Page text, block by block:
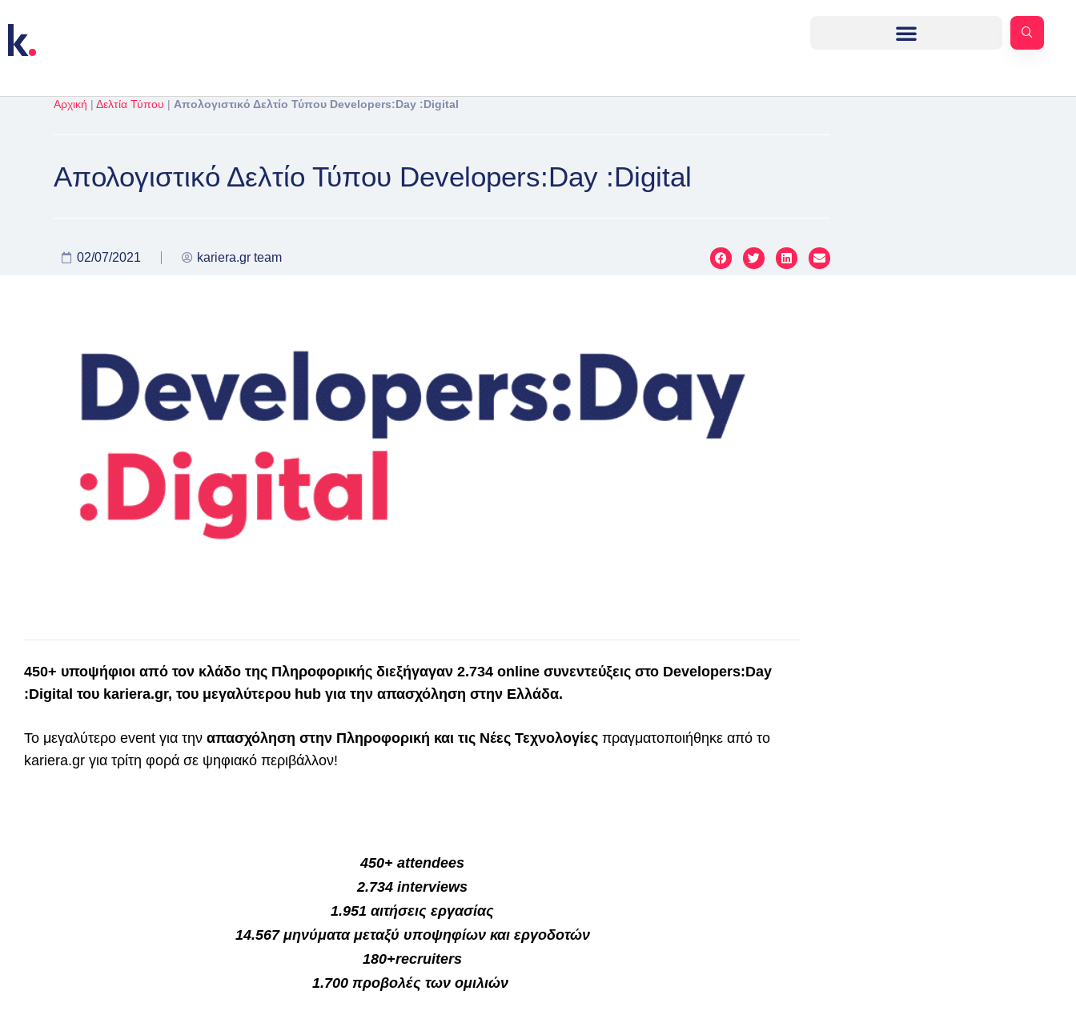
Αρχική |Δελτία Τύπου |Απολογιστικό Δελτίο Τύπου Developers:Day :Digital
Απολογιστικό Δελτίο Τύπου Developers:Day :Digital
02/07/2021 kariera.gr team
450+ υποψήφιοι από τον κλάδο της Πληροφορικής διεξήγαγαν 2.734 online συνεντεύξεις στο Developers:Day
:Digital του kariera.gr, του μεγαλύτερου hub για την απασχόληση στην Ελλάδα.
Το μεγαλύτερο event για την απασχόληση στην Πληροφορική και τις Νέες Τεχνολογίες πραγματοποιήθηκε από το
kariera.gr για τρίτη φορά σε ψηφιακό περιβάλλον!
450+ attendees
2.734 interviews
1.951 αιτήσεις εργασίας
14.567 μηνύματα μεταξύ υποψηφίων και εργοδοτών
180+recruiters
1.700 προβολές των ομιλιών